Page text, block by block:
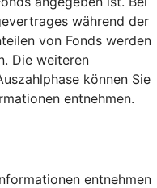
während der
von Fonds werden
Die weiteren
können Sie
entnehmen.
entnehmen